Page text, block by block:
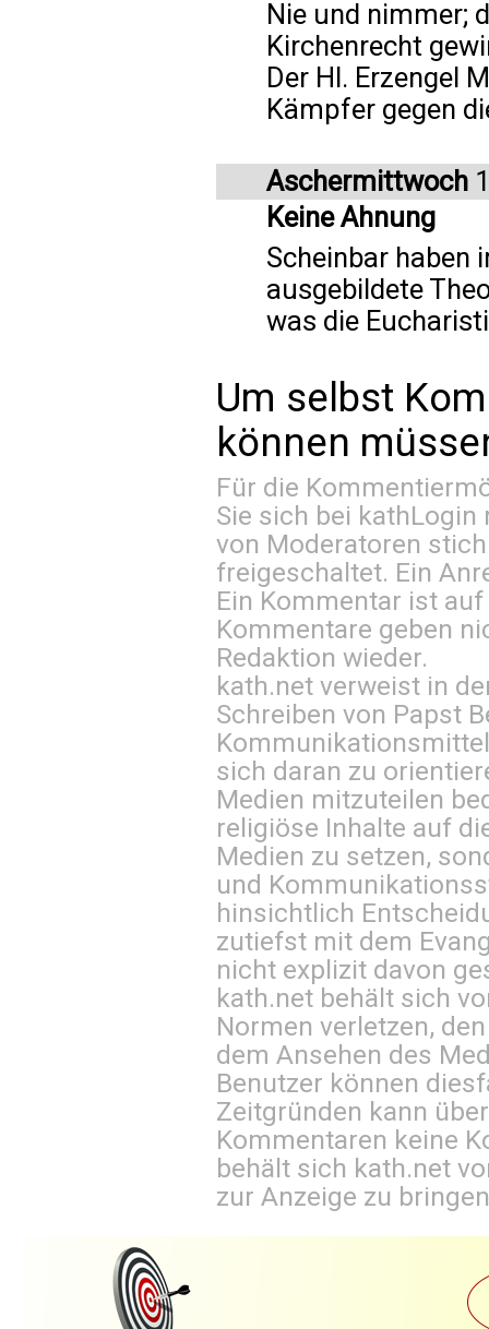
Nie und nimmer;
Kirchenrecht
Der Hl. Erzengel
Kämpfer gegen
Aschermittwoch
Keine Ahnung
Scheinbar haben
ausgebildete
was die
Um selbst
können
Für die
Sie sich bei kathLogin
von Moderatoren
freigeschaltet. Ein
Ein Kommentar ist
Kommentare geben
Redaktion wieder.
kath.net verweist in
Schreiben von Papst
sich daran zu
Medien mitzuteilen
religiöse Inhalte auf
Medien zu setzen,
und
hinsichtlich
zutiefst mit dem
nicht explizit davon
kath.net behält sich
Normen verletzen,
dem Ansehen des
Benutzer können
Zeitgründen kann
Kommentaren keine
behält sich kath.net
zur Anzeige zu